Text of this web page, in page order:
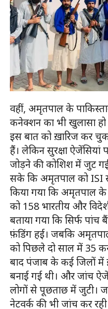
वहीं, अमृतपाल के
कनेक्शन का भी खुलासा
इस बात को ख़ारिज कर
हैं। लेकिन सुरक्षा
जोड़ने की कोशिश में जुट
सके कि अमृतपाल को ISI
किया गया कि अमृतपाल के
को 158 भारतीय और
बताया गया कि सिर्फ
फ़ंडिंग हई। जबकि
को पिछले दो साल में 35
बाद पंजाब के कई जिलों में
बनाई गई थी। और जांच
लोगों से पूछताछ में जुटी।
नेटवर्क की भी जांच कर